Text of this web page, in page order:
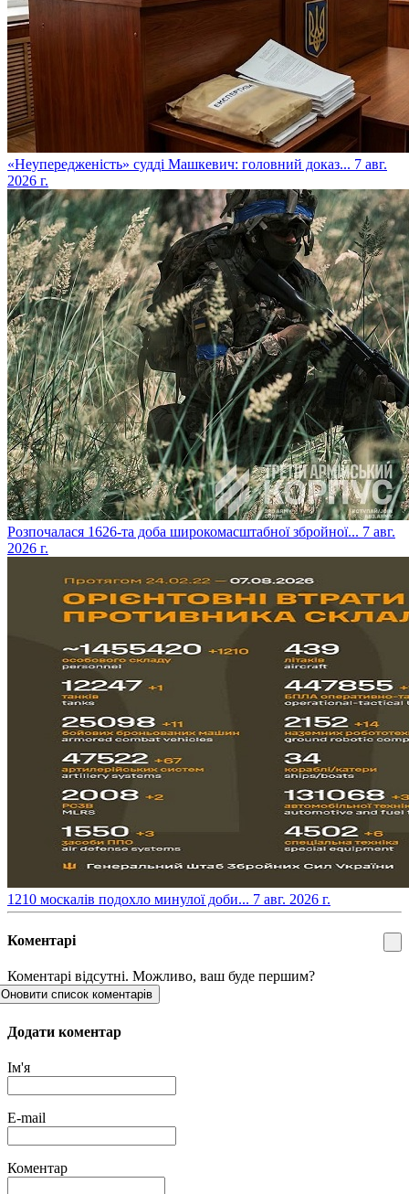
​«Неупередженість» судді Машкевич: головний доказ... 7 авг.
2026 г.
​Розпочалася 1626-та доба широкомасштабної збройної... 7 авг.
2026 г.
​1210 москалів подохло минулої доби... 7 авг. 2026 г.
Коментарі
Коментарі відсутні. Можливо, ваш буде першим?
Оновити список коментарів
Додати коментар
Ім'я
E-mail
Коментар